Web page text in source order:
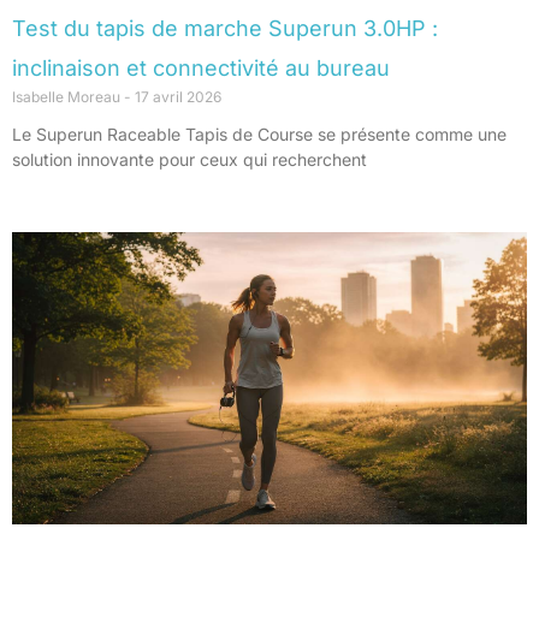
Test du tapis de marche Superun 3.0HP :
inclinaison et connectivité au bureau
Isabelle Moreau 17 avril 2026
Le Superun Raceable Tapis de Course se présente comme une
solution innovante pour ceux qui recherchent